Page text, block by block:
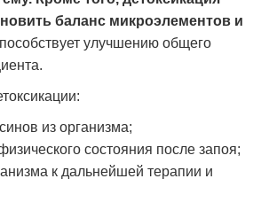
баланс микроэлементов и
улучшению общего
из организма;
состояния после запоя;
к дальнейшей терапии и